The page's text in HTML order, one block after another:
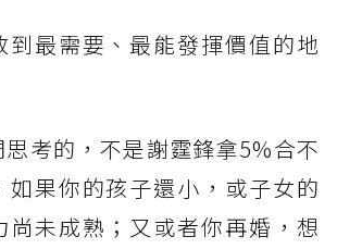
到最需要、最能發揮價值的地
考的，不是謝霆鋒拿5%合不
如果你的孩子還小，或子女的
尚未成熟；又或者你再婚，想